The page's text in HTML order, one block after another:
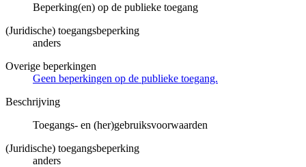
Beperking(en) op de publieke toegang
(Juridische) toegangsbeperking
anders
Overige beperkingen
Geen beperkingen op de publieke toegang.
Beschrijving
Toegangs- en (her)gebruiksvoorwaarden
(Juridische) toegangsbeperking
anders